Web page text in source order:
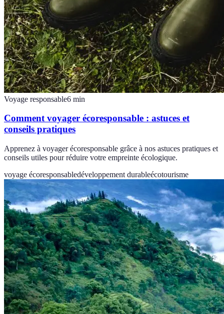
Voyage responsable6 min
Comment voyager écoresponsable : astuces et
conseils pratiques
Apprenez à voyager écoresponsable grâce à nos astuces pratiques et
conseils utiles pour réduire votre empreinte écologique.
voyage écoresponsabledéveloppement durableécotourisme